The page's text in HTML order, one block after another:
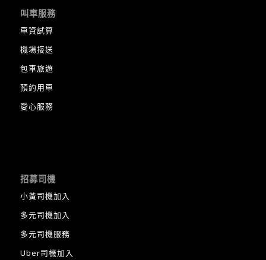
叫車服務
車資試算
機場接送
包車旅遊
預約用車
愛心服務
招募司機
小黃司機加入
多元司機加入
多元司機服務
Uber司機加入